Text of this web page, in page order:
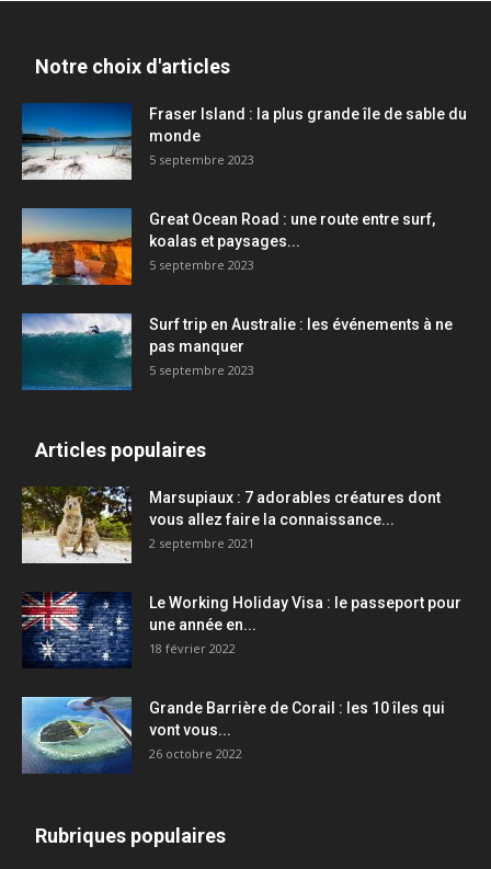
Notre choix d'articles
Fraser Island : la plus grande île de sable du
monde
5 septembre 2023
Great Ocean Road : une route entre surf,
koalas et paysages...
5 septembre 2023
Surf trip en Australie : les événements à ne
pas manquer
5 septembre 2023
Articles populaires
Marsupiaux : 7 adorables créatures dont
vous allez faire la connaissance...
2 septembre 2021
Le Working Holiday Visa : le passeport pour
une année en...
18 février 2022
Grande Barrière de Corail : les 10 îles qui
vont vous...
26 octobre 2022
Rubriques populaires